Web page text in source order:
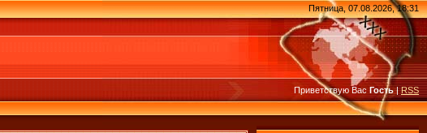
Пятница, 07.08.2026, 18:31
Приветствую Вас Гость|RSS